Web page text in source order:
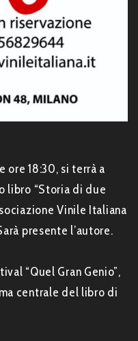
ore 18:30, si terrà a
libro “Storia di due
Vinile Italiana
presente l’autore.
“Quel Gran Genio”,
centrale del libro di